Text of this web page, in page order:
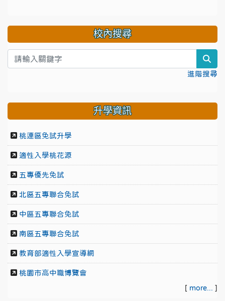
校內搜尋
進階搜尋
升學資訊
桃連區免試升學
適性入學桃花源
五專優先免試
北區五專聯合免試
中區五專聯合免試
南區五專聯合免試
教育部適性入學宣導網
桃園市高中職博覽會
[ more... ]